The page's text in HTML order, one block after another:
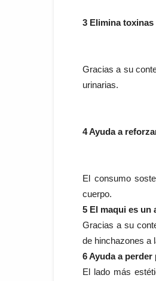
3 Elimina
Gracias a su
urinarias.
4 Ayuda a
El consumo
cuerpo.
5 El maqui es
Gracias a su
de hinchazones a
6 Ayuda a perder
El lado más